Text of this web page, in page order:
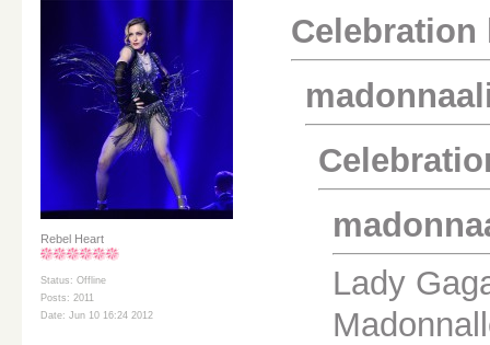
Rebel Heart
Status: Offline
Posts: 2011
Date: Jun 10 16:24 2012
Lady